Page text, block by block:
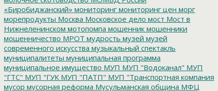
«Биробиджанский» мониторинг мониторинг цен морг
морепродукты Москва Московское дело мост Мост в
Нижнеленинском мотопомпа мошенник мошенники
мошенничество МРОТ мудрость музей музей
современного искусства музыкальный спектакль
муниципалитеты муниципальная программа
муниципальное имущество МУП МУП "Водоканал" МУП
"ГТС" МУП "ГУК МУП "ПАТП" МУП "Транспортная компания
мусор мусорная реформа Мусульманская община МФЦ